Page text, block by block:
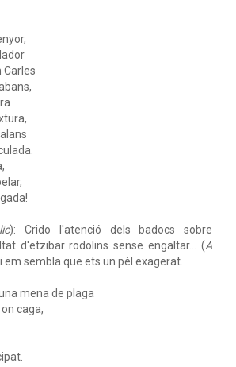
Carles
): Crido l'atenció dels badocs sobre
d'etzibar rodolins sense engaltar... (A
em sembla que ets un pèl exagerat.
mena de plaga
caga,